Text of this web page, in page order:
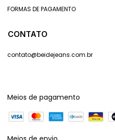
FORMAS DE PAGAMENTO
CONTATO
contato@beidejeans.com.br
Meios de pagamento